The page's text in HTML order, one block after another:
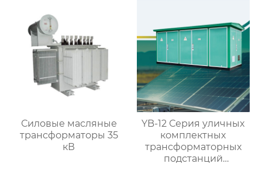
Силовые масляные
трансформаторы 35
кВ
YB-12 Серия уличных
комплектных
трансформаторных
подстанций